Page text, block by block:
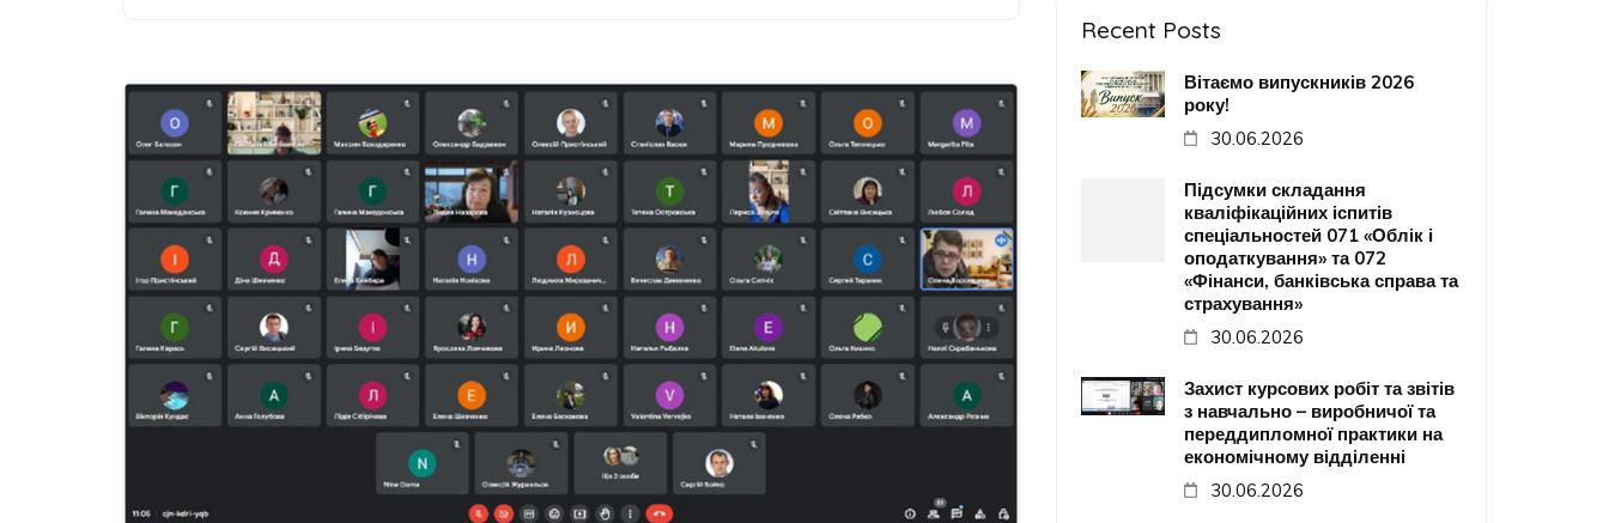
Recent Posts
Вітаємо випускників 2026
року!
30.06.2026
Підсумки складання
кваліфікаційних іспитів
спеціальностей 071 «Облік і
оподаткування» та 072
«Фінанси, банківська справа та
страхування»
30.06.2026
Захист курсових робіт та звітів
з навчально – виробничої та
переддипломної практики на
економічному відділенні
30.06.2026